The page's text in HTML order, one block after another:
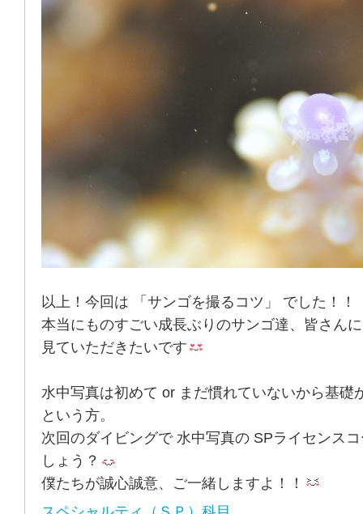
以上！今回は 「サンゴを撮るコツ」 でした！！
本当にものすごい成長ぶりのサンゴ達、皆さん
見ていただきたいです
水中写真は初めて or まだ慣れていないから基礎
という方。
次回のダイビングで 水中写真の SPライセンス
しょう？
僕たちが誠心誠意、ご一緒しますよ！！